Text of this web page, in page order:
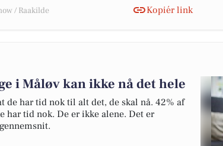
/ Raakilde Kopiér link
i Måløv kan ikke nå det hele
de har tid nok til alt det, de skal nå. 42% af
har tid nok. De er ikke alene. Det er